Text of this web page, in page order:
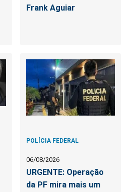
Frank Aguiar
POLÍCIA FEDERAL
06/08/2026
URGENTE: Operação
da PF mira mais um